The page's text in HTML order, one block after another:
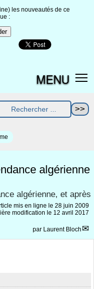
les nouveautés de ce
:
MENU
algérienne
algérienne, et après
mis en ligne le 28 juin 2009
modification le 12 avril 2017
par Laurent Bloch